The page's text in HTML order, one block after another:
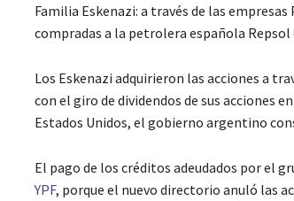
Familia Eskenazi: a través de las
compradas a la petrolera española Repsol
Los Eskenazi adquirieron las acciones a
con el giro de dividendos de sus acciones
Estados Unidos, el gobierno argentino
El pago de los créditos adeudados por el
YPF, porque el nuevo directorio anuló las